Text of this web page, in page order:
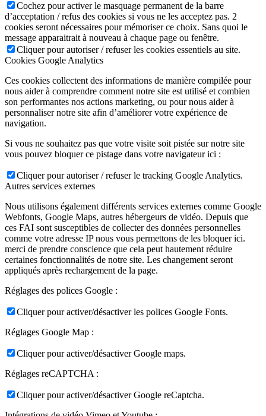
Cochez pour activer le masquage permanent de la barre
d’acceptation / refus des cookies si vous ne les acceptez pas. 2
cookies seront nécessaires pour mémoriser ce choix. Sans quoi le
message apparaitrait à nouveau à chaque page ou fenêtre.
Cliquer pour autoriser / refuser les cookies essentiels au site.
Cookies Google Analytics
Ces cookies collectent des informations de manière compilée pour
nous aider à comprendre comment notre site est utilisé et combien
son performantes nos actions marketing, ou pour nous aider à
personnaliser notre site afin d’améliorer votre expérience de
navigation.
Si vous ne souhaitez pas que votre visite soit pistée sur notre site
vous pouvez bloquer ce pistage dans votre navigateur ici :
Cliquer pour autoriser / refuser le tracking Google Analytics.
Autres services externes
Nous utilisons également différents services externes comme Google
Webfonts, Google Maps, autres hébergeurs de vidéo. Depuis que
ces FAI sont susceptibles de collecter des données personnelles
comme votre adresse IP nous vous permettons de les bloquer ici.
merci de prendre conscience que cela peut hautement réduire
certaines fonctionnalités de notre site. Les changement seront
appliqués après rechargement de la page.
Réglages des polices Google :
Cliquer pour activer/désactiver les polices Google Fonts.
Réglages Google Map :
Cliquer pour activer/désactiver Google maps.
Réglages reCAPTCHA :
Cliquer pour activer/désactiver Google reCaptcha.